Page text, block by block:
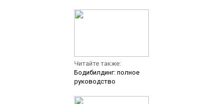
Читайте также:
Бодибилдинг: полное
руководство